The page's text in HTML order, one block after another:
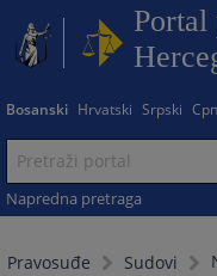
Portal
Bosanski Hrvatski Srpski
Napredna pretraga
Pravosuđe Sudovi